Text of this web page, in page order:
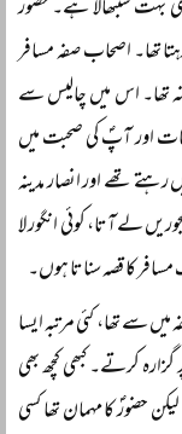
بہت سنبھالا ہے۔ حضورؐ
تھا۔ اصحاب صفہ مسافر
تھا۔ اس میں چالیس سے
اور آپؐ کی صحبت میں
تھے اور انصار مدینہ
لے آتا، کوئی انگور لا
مسافر کا قصہ سناتا ہوں۔
سے تھا، کئی مرتبہ ایسا
گزارہ کرتے۔ کبھی کچھ بھی
حضورؐ کا مہمان تھا کسی